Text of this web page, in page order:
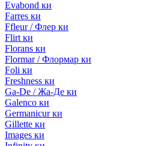
Evabond ки
Farres ки
Ffleur / Флер ки
Flirt ки
Florans ки
Flormar / Флормар ки
Foli ки
Freshness ки
Ga-De / Жа-Де ки
Galenco ки
Germanicur ки
Gillette ки
Images ки